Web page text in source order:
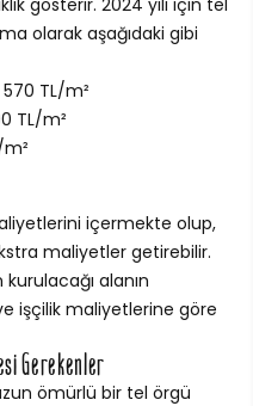
olarak aşağıdaki gibi
TL/m²
TL/m²
içermekte olup,
maliyetler getirebilir.
alanın
işçilik maliyetlerine göre
Gerekenler
ömürlü bir tel örgü